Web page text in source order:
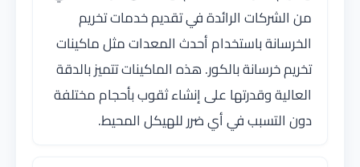
من الشركات الرائدة في تقديم خدمات تخريم
الخرسانة باستخدام أحدث المعدات مثل ماكينات
تخريم خرسانة بالكور. هذه الماكينات تتميز بالدقة
العالية وقدرتها على إنشاء ثقوب بأحجام مختلفة
دون التسبب في أي ضرر للهيكل المحيط.